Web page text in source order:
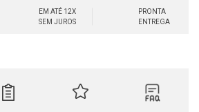
EM ATÉ 12X
SEM JUROS
PRONTA
ENTREGA